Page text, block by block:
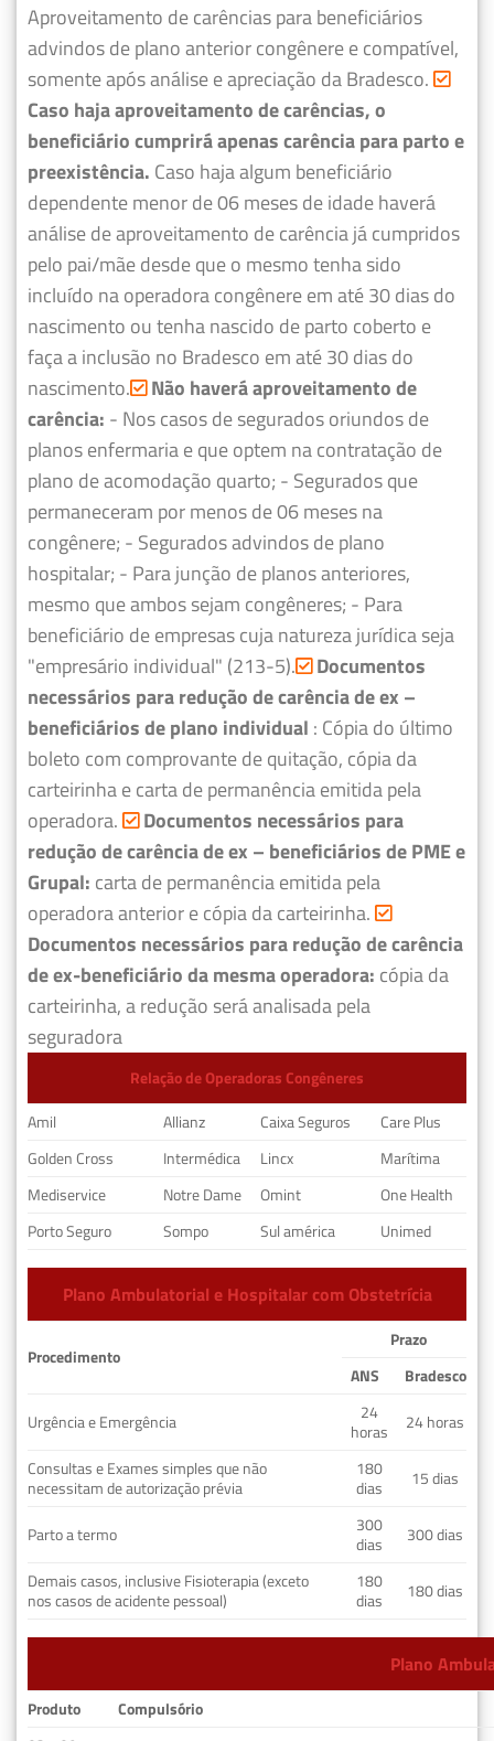
Aproveitamento de carências para beneficiários
advindos de plano anterior congênere e compatível,
somente após análise e apreciação da Bradesco.
Caso haja aproveitamento de carências, o
beneficiário cumprirá apenas carência para parto e
preexistência. Caso haja algum beneficiário
dependente menor de 06 meses de idade haverá
análise de aproveitamento de carência já cumpridos
pelo pai/mãe desde que o mesmo tenha sido
incluído na operadora congênere em até 30 dias do
nascimento ou tenha nascido de parto coberto e
faça a inclusão no Bradesco em até 30 dias do
nascimento. Não haverá aproveitamento de
carência: - Nos casos de segurados oriundos de
planos enfermaria e que optem na contratação de
plano de acomodação quarto; - Segurados que
permaneceram por menos de 06 meses na
congênere; - Segurados advindos de plano
hospitalar; - Para junção de planos anteriores,
mesmo que ambos sejam congêneres; - Para
beneficiário de empresas cuja natureza jurídica seja
"empresário individual" (213-5). Documentos
necessários para redução de carência de ex –
beneficiários de plano individual : Cópia do último
boleto com comprovante de quitação, cópia da
carteirinha e carta de permanência emitida pela
operadora.
Documentos necessários para
redução de carência de ex – beneficiários de PME e
Grupal: carta de permanência emitida pela
operadora anterior e cópia da carteirinha.
Documentos necessários para redução de carência
de ex-beneficiário da mesma operadora: cópia da
carteirinha, a redução será analisada pela
seguradora
Relação de Operadoras Congêneres
Amil
Allianz Caixa Seguros
Care Plus
Golden Cross
Intermédica Lincx
Marítima
Mediservice
Notre Dame Omint
One Health
Porto Seguro
Sompo Sul américa Unimed
Plano Ambulatorial e Hospitalar com Obstetrícia
Procedimento
Prazo
ANS
Bradesco
Urgência e Emergência
24
horas
24 horas
Consultas e Exames simples que não
necessitam de autorização prévia
180
dias
15 dias
Parto a termo
300
dias
300 dias
Demais casos, inclusive Fisioterapia (exceto
nos casos de acidente pessoal)
180
dias
180 dias
Plano
Produto
Compulsório